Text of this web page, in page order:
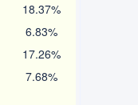
18.37%
6.83%
17.26%
7.68%